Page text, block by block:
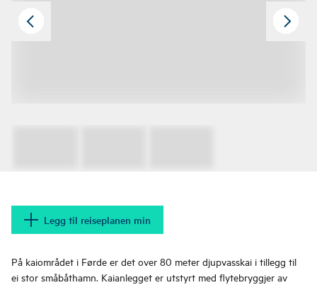
Legg til reiseplanen min
På kaiområdet i Førde er det over 80 meter djupvasskai i tillegg til
ei stor småbåthamn. Kaianlegget er utstyrt med flytebryggjer av